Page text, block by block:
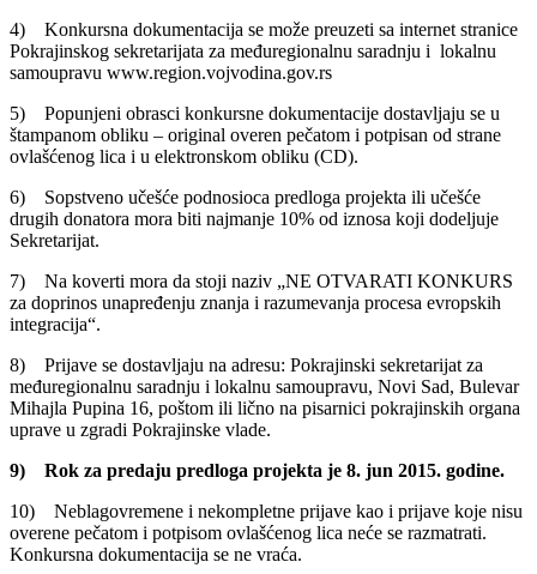
4) Konkursna dokumentacija se može preuzeti sa internet stranice
Pokrajinskog sekretarijata za međuregionalnu saradnju i lokalnu
samoupravu www.region.vojvodina.gov.rs
5) Popunjeni obrasci konkursne dokumentacije dostavljaju se u
štampanom obliku – original overen pečatom i potpisan od strane
ovlašćenog lica i u elektronskom obliku (CD).
6) Sopstveno učešće podnosioca predloga projekta ili učešće
drugih donatora mora biti najmanje 10% od iznosa koji dodeljuje
Sekretarijat.
7) Na koverti mora da stoji naziv „NE OTVARATI KONKURS
za doprinos unapređenju znanja i razumevanja procesa evropskih
integracija“.
8) Prijave se dostavljaju na adresu: Pokrajinski sekretarijat za
međuregionalnu saradnju i lokalnu samoupravu, Novi Sad, Bulevar
Mihajla Pupina 16, poštom ili lično na pisarnici pokrajinskih organa
uprave u zgradi Pokrajinske vlade.
9) Rok za predaju predloga projekta je 8. jun 2015. godine.
10) Neblagovremene i nekompletne prijave kao i prijave koje nisu
overene pečatom i potpisom ovlašćenog lica neće se razmatrati.
Konkursna dokumentacija se ne vraća.